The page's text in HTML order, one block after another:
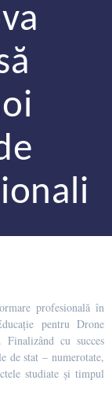
profesională în
pentru Drone
cu succes
de stat – numerotate,
studiate și timpul